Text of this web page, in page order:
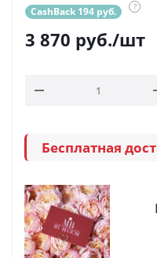
CashBack 194 руб. ?
3 870 руб./шт
Бесплатная